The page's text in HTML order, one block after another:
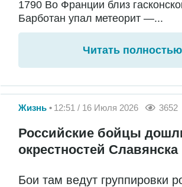
1790 Во Франции близ
Барботан упал метеорит —...
Читать полностью
Жизнь 12:51 / 16 Июля 2026 3652
Российские бойцы
окрестностей Славянска
Бои там ведут группировки